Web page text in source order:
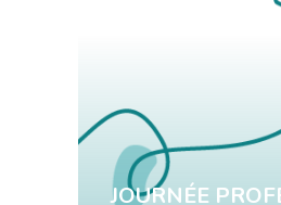
JOURNÉE